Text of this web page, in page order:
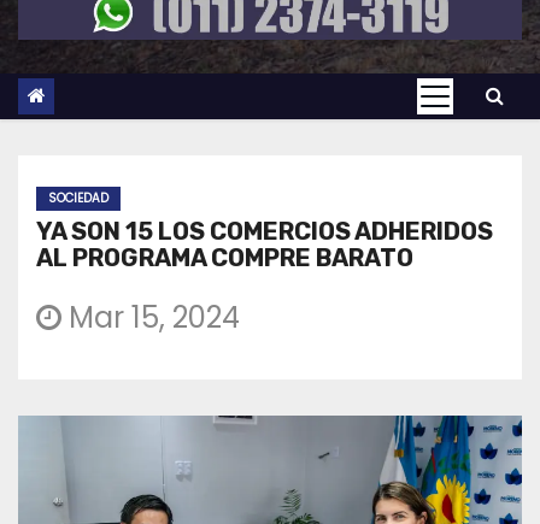
SOCIEDAD
YA SON 15 LOS COMERCIOS ADHERIDOS
AL PROGRAMA COMPRE BARATO
Mar 15, 2024